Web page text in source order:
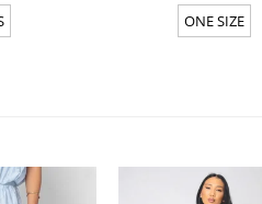
ONE SIZE